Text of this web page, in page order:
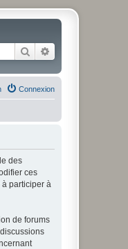
Rechercher
Connexion
des
ces
participer à
de forums